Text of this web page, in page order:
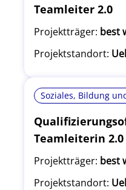
Teamleiter 2.0
Projektträger: best
Projektstandort:
Soziales, Bildung
Teamleiterin 2.0
Projektträger: best
Projektstandort: